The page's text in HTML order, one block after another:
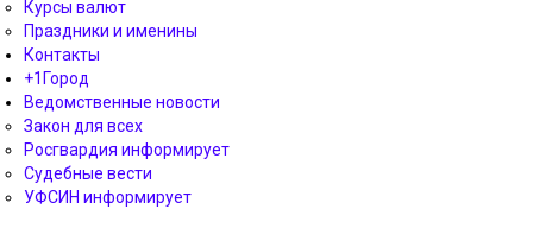
Курсы валют
Праздники и именины
Контакты
+1Город
Ведомственные новости
Закон для всех
Росгвардия информирует
Судебные вести
УФСИН информирует